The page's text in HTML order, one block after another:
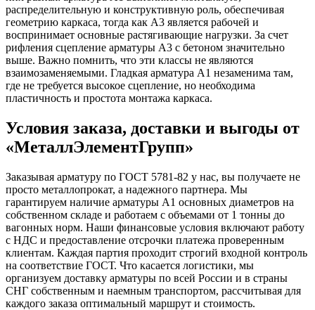
распределительную и конструктивную роль, обеспечивая
геометрию каркаса, тогда как А3 является рабочей и
воспринимает основные растягивающие нагрузки. За счет
рифления сцепление арматуры А3 с бетоном значительно
выше. Важно помнить, что эти классы не являются
взаимозаменяемыми. Гладкая арматура А1 незаменима там,
где не требуется высокое сцепление, но необходима
пластичность и простота монтажа каркаса.
Условия заказа, доставки и выгоды от
«МеталлЭлементГрупп»
Заказывая арматуру по ГОСТ 5781-82 у нас, вы получаете не
просто металлопрокат, а надежного партнера. Мы
гарантируем наличие арматуры А1 основных диаметров на
собственном складе и работаем с объемами от 1 тонны до
вагонных норм. Наши финансовые условия включают работу
с НДС и предоставление отсрочки платежа проверенным
клиентам. Каждая партия проходит строгий входной контроль
на соответствие ГОСТ. Что касается логистики, мы
организуем доставку арматуры по всей России и в страны
СНГ собственным и наемным транспортом, рассчитывая для
каждого заказа оптимальный маршрут и стоимость.